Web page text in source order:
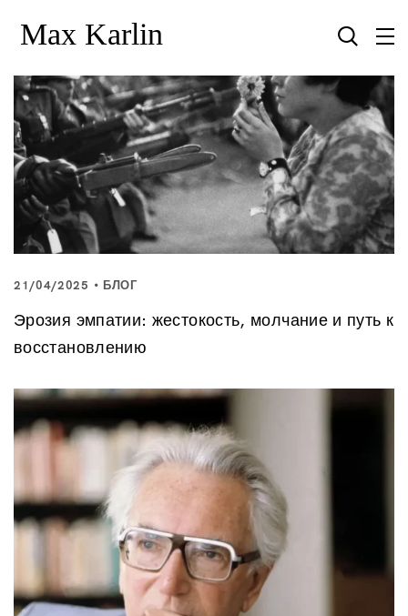
21/04/2025 БЛОГ
Эрозия эмпатии: жестокость, молчание и путь к
восстановлению